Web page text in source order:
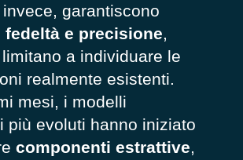
garantiscono
fedeltà e precisione,
a individuare le
realmente esistenti.
mesi, i modelli
più evoluti hanno iniziato
componenti estrattive,